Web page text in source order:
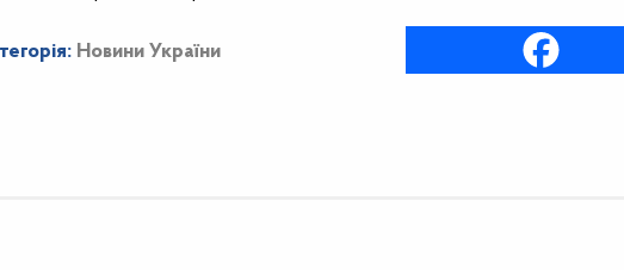
Новини України